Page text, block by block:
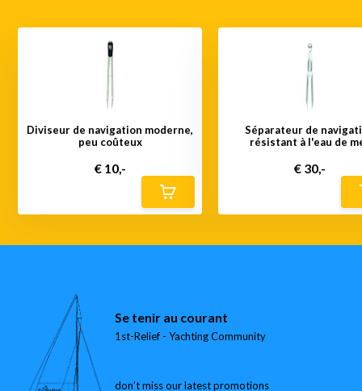
Diviseur de navigation moderne,
peu coûteux
€ 10,-
Séparateur de
résistant à l'eau de
€ 30,-
Se tenir au courant
1st-Relief - Yachting Community
don’t miss our latest promotions